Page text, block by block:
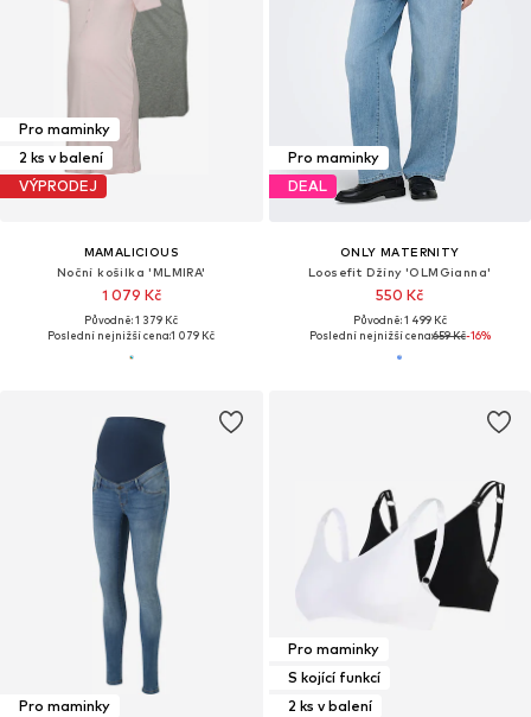
Pro maminky
2 ks v balení
VÝPRODEJ
MAMALICIOUS
Noční košilka 'MLMIRA'
1 079 Kč
Původně: 1 379 Kč
Poslední nejnižší cena:1 079 Kč
Pro maminky
DEAL
ONLY MATERNITY
Loosefit Džíny 'OLMGianna'
550 Kč
Původně: 1 499 Kč
Poslední nejnižší cena:659 Kč-16%
Pro maminky
Pro maminky
S kojící funkcí
2 ks v balení